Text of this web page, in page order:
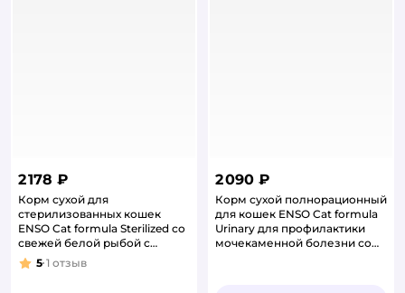
2 178 ₽
Корм сухой для
стерилизованных кошек
ENSO Cat formula Sterilized со
свежей белой рыбой с
добавлением клюквы 1.5кг
Рейтинг:
5 1 отзыв
2 090 ₽
Корм сухой полнорационный
для кошек ENSO Cat formula
Urinary для профилактики
мочекаменной болезни со